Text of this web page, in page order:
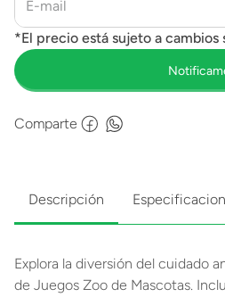
Comparte
Descripción
Explora la diversión del cuidado
de Juegos Zoo de Mascotas.